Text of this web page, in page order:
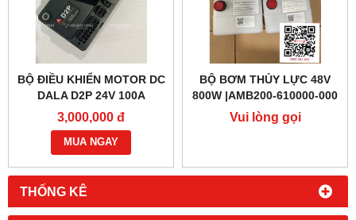
THỐNG KÊ
BỘ ĐIỀU KHIỂN MOTOR DC
DALA D2P 24V 100A
3,000,000 đ
MUA NGAY
BỘ BƠM THỦY LỰC 48V
800W |AMB200-610000-000
Vui lòng gọi